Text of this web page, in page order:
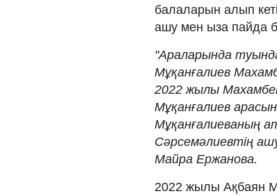
балаларын алып
ашу мен ыза пайда
"Араларында
Мұқанғалиев
2022 жылы
Мұқанғалиев
Мұқанғалиеваның
Сәрсемәлиевтің
Майра Ержанова.
2022 жылы Ақбаян